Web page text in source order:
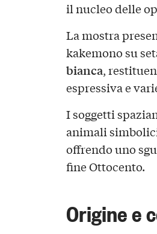
il nucleo delle
La mostra
kakemono su
bianca,
espressiva e
I soggetti
animali
offrendo uno
fine Ottocento.
Origine e